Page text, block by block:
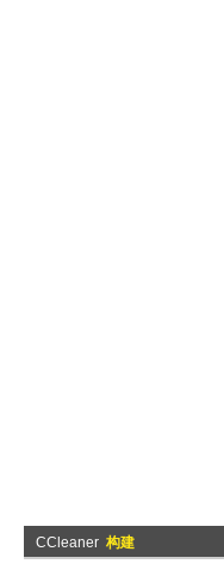
CCleaner 构建